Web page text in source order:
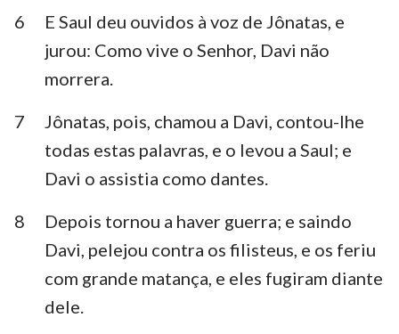
6
E Saul deu ouvidos à voz de Jônatas, e
jurou: Como vive o Senhor, Davi não
morrera.
7
Jônatas, pois, chamou a Davi, contou-lhe
todas estas palavras, e o levou a Saul; e
Davi o assistia como dantes.
8
Depois tornou a haver guerra; e saindo
Davi, pelejou contra os filisteus, e os feriu
com grande matança, e eles fugiram diante
dele.